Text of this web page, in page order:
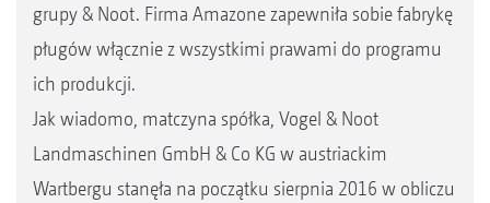
grupy & Noot. Firma Amazone zapewniła sobie fabrykę
pługów włącznie z wszystkimi prawami do programu
ich produkcji.
Jak wiadomo, matczyna spółka, Vogel & Noot
Landmaschinen GmbH & Co KG w austriackim
Wartbergu stanęła na początku sierpnia 2016 w obliczu